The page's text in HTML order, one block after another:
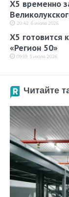
X5 временно
20:42, 6 июля 2026
X5 готовится
«Регион 50»
09:59, 3 июля 2026
Читайте